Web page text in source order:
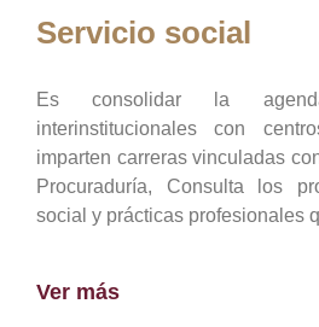
Servicio social
Es consolidar la
interinstitucionales con
imparten carreras vinculadas
Procuraduría, Consulta los
social y prácticas profesionales
Ver más